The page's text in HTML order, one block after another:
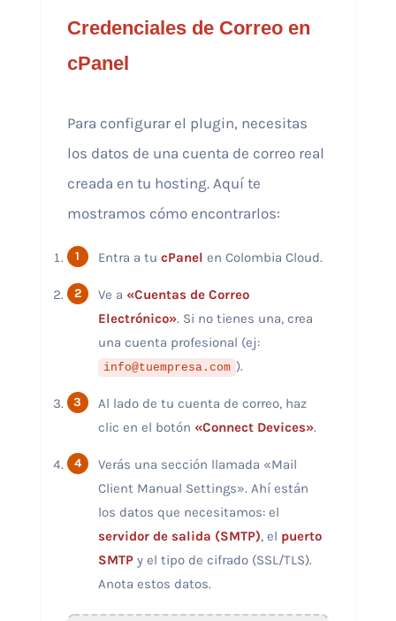
Credenciales de Correo en
cPanel
Para configurar el plugin, necesitas
los datos de una cuenta de correo real
creada en tu hosting. Aquí te
mostramos cómo encontrarlos:
Entra a tu cPanel en Colombia Cloud.
Ve a «Cuentas de Correo
Electrónico». Si no tienes una, crea
una cuenta profesional (ej:
info@tuempresa.com ).
Al lado de tu cuenta de correo, haz
clic en el botón «Connect Devices».
Verás una sección llamada «Mail
Client Manual Settings». Ahí están
los datos que necesitamos: el
servidor de salida (SMTP), el puerto
SMTPy el tipo de cifrado (SSL/TLS).
Anota estos datos.